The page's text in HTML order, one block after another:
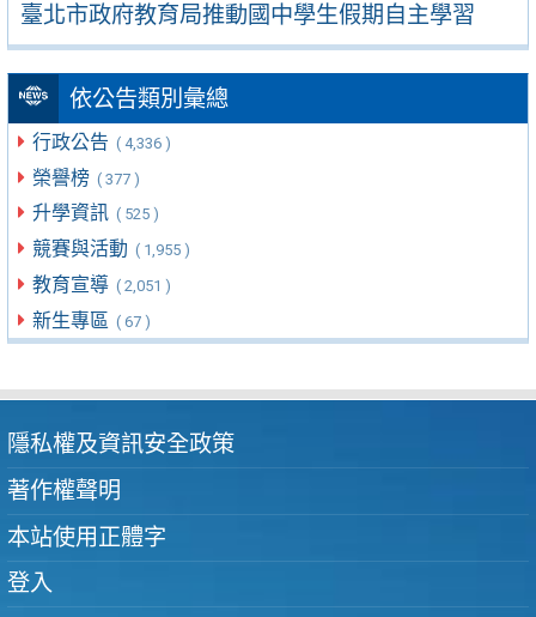
臺北市政府教育局推動國中學生假期自主學習
依公告類別彙總
行政公告 ( 4,336 )
榮譽榜 ( 377 )
升學資訊 ( 525 )
競賽與活動 ( 1,955 )
教育宣導 ( 2,051 )
新生專區 ( 67 )
隱私權及資訊安全政策
著作權聲明
本站使用正體字
登入